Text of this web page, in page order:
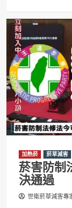
加熱菸 菸草減害
菸害防制
決通過
世衛菸草減害專